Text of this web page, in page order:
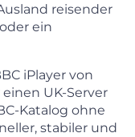
reisender
ein
iPlayer von
UK-Server
Katalog ohne
stabiler und